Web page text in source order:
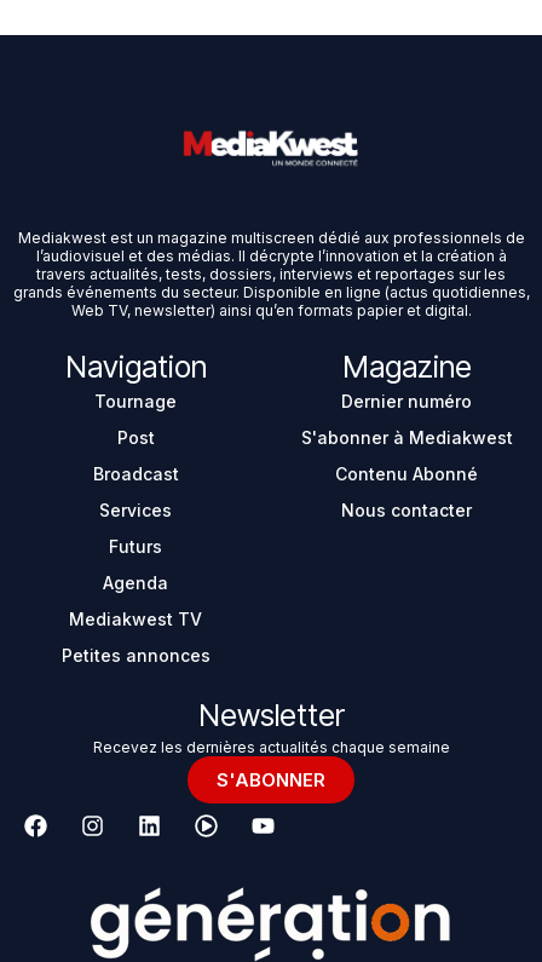
Mediakwest est un magazine multiscreen dédié aux professionnels de
l’audiovisuel et des médias. Il décrypte l’innovation et la création à
travers actualités, tests, dossiers, interviews et reportages sur les
grands événements du secteur. Disponible en ligne (actus quotidiennes,
Web TV, newsletter) ainsi qu’en formats papier et digital.
Navigation
Tournage
Post
Broadcast
Services
Futurs
Agenda
Mediakwest TV
Petites annonces
Magazine
Dernier numéro
S'abonner à Mediakwest
Contenu Abonné
Nous contacter
Newsletter
Recevez les dernières actualités chaque semaine
S'ABONNER